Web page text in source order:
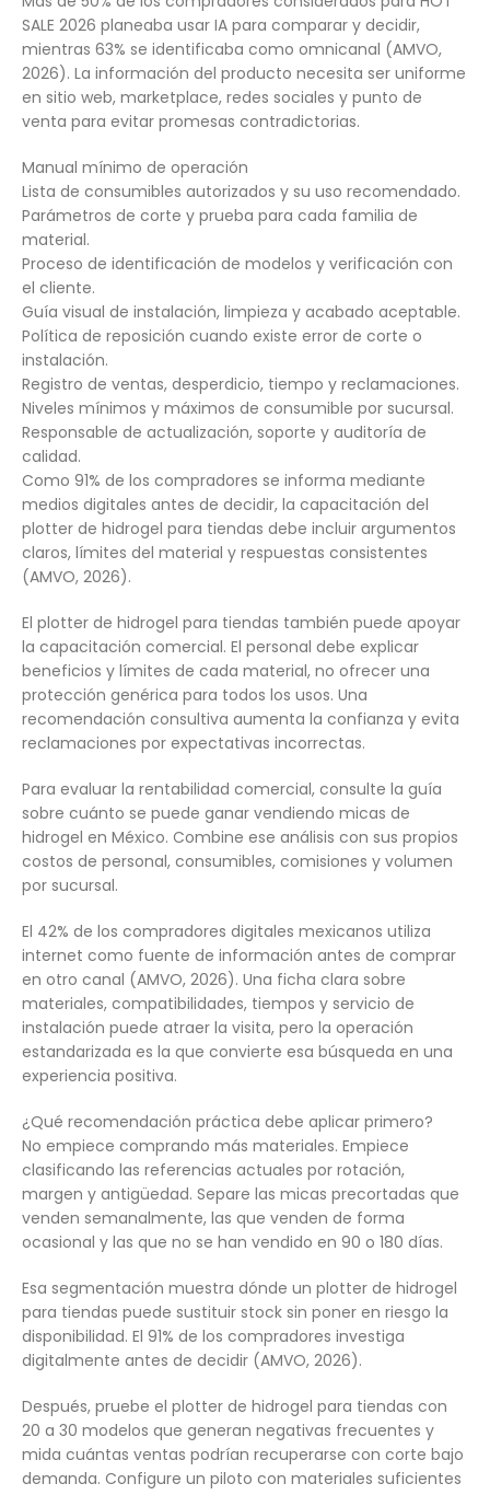
SALE 2026 planeaba usar IA para comparar y decidir,
mientras 63% se identificaba como omnicanal (AMVO,
2026). La información del producto necesita ser uniforme
en sitio web, marketplace, redes sociales y punto de
venta para evitar promesas contradictorias.
Manual mínimo de operación
Lista de consumibles autorizados y su uso recomendado.
Parámetros de corte y prueba para cada familia de
material.
Proceso de identificación de modelos y verificación con
el cliente.
Guía visual de instalación, limpieza y acabado aceptable.
Política de reposición cuando existe error de corte o
instalación.
Registro de ventas, desperdicio, tiempo y reclamaciones.
Niveles mínimos y máximos de consumible por sucursal.
Responsable de actualización, soporte y auditoría de
calidad.
Como 91% de los compradores se informa mediante
medios digitales antes de decidir, la capacitación del
plotter de hidrogel para tiendas debe incluir argumentos
claros, límites del material y respuestas consistentes
(AMVO, 2026).
El plotter de hidrogel para tiendas también puede apoyar
la capacitación comercial. El personal debe explicar
beneficios y límites de cada material, no ofrecer una
protección genérica para todos los usos. Una
recomendación consultiva aumenta la confianza y evita
reclamaciones por expectativas incorrectas.
Para evaluar la rentabilidad comercial, consulte la guía
sobre cuánto se puede ganar vendiendo micas de
hidrogel en México. Combine ese análisis con sus propios
costos de personal, consumibles, comisiones y volumen
por sucursal.
El 42% de los compradores digitales mexicanos utiliza
internet como fuente de información antes de comprar
en otro canal (AMVO, 2026). Una ficha clara sobre
materiales, compatibilidades, tiempos y servicio de
instalación puede atraer la visita, pero la operación
estandarizada es la que convierte esa búsqueda en una
experiencia positiva.
¿Qué recomendación práctica debe aplicar primero?
No empiece comprando más materiales. Empiece
clasificando las referencias actuales por rotación,
margen y antigüedad. Separe las micas precortadas que
venden semanalmente, las que venden de forma
ocasional y las que no se han vendido en 90 o 180 días.
Esa segmentación muestra dónde un plotter de hidrogel
para tiendas puede sustituir stock sin poner en riesgo la
disponibilidad. El 91% de los compradores investiga
digitalmente antes de decidir (AMVO, 2026).
Después, pruebe el plotter de hidrogel para tiendas con
20 a 30 modelos que generan negativas frecuentes y
mida cuántas ventas podrían recuperarse con corte bajo
demanda. Configure un piloto con materiales suficientes